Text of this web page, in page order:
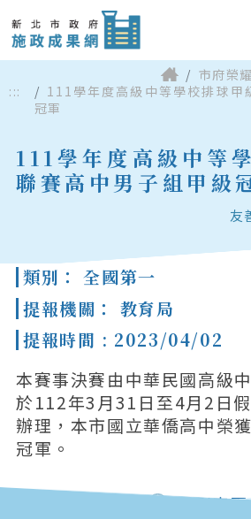
:::
市府榮耀
111學年度高級中等學校排球甲
冠軍
111學年度高級中等
聯賽高中男子組甲級
友
類別： 全國第一
提報機關： 教育局
提報時間 : 2023/04/02
本賽事決賽由中華民國高級
於112年3月31日至4月2日
辦理，本市國立華僑高中榮
冠軍。
回列表頁